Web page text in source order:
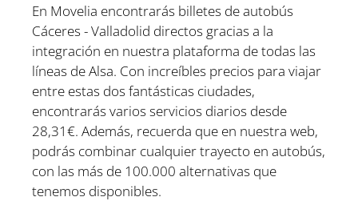
En Movelia encontrarás billetes de autobús
Cáceres - Valladolid directos gracias a la
integración en nuestra plataforma de todas las
líneas de Alsa. Con increíbles precios para viajar
entre estas dos fantásticas ciudades,
encontrarás varios servicios diarios desde
28,31€. Además, recuerda que en nuestra web,
podrás combinar cualquier trayecto en autobús,
con las más de 100.000 alternativas que
tenemos disponibles.